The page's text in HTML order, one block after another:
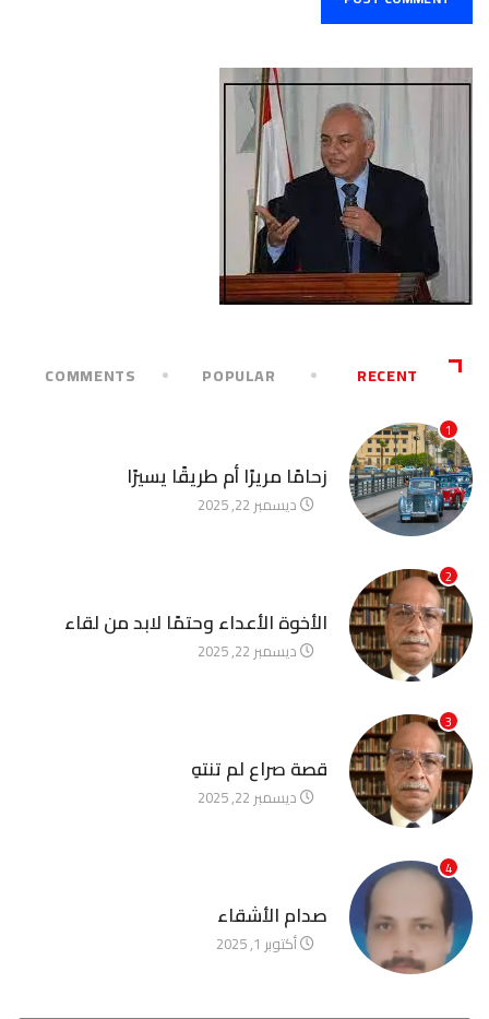
RECENT
POPULAR
COMMENTS
1
زحامًا مريرًا أم طريقًا يسيرًا
ديسمبر 22, 2025
2
الأخوة الأعداء وحتمًا لابد من لقاء
ديسمبر 22, 2025
3
قصة صراع لم تنتهِ
ديسمبر 22, 2025
4
صدام الأشقاء
أكتوبر 1, 2025